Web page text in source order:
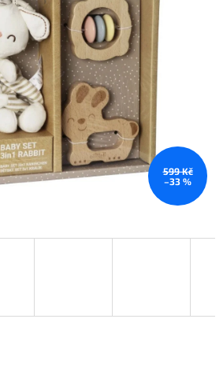
599 Kč
–33 %